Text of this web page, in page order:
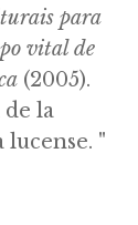
para
vital de
(2005).
la
lucense. "